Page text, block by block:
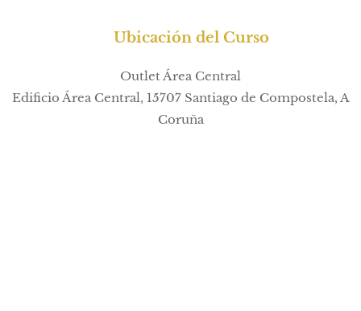
📍 Ubicación del Curso
Outlet Área Central
Edificio Área Central, 15707 Santiago de Compostela, A
Coruña